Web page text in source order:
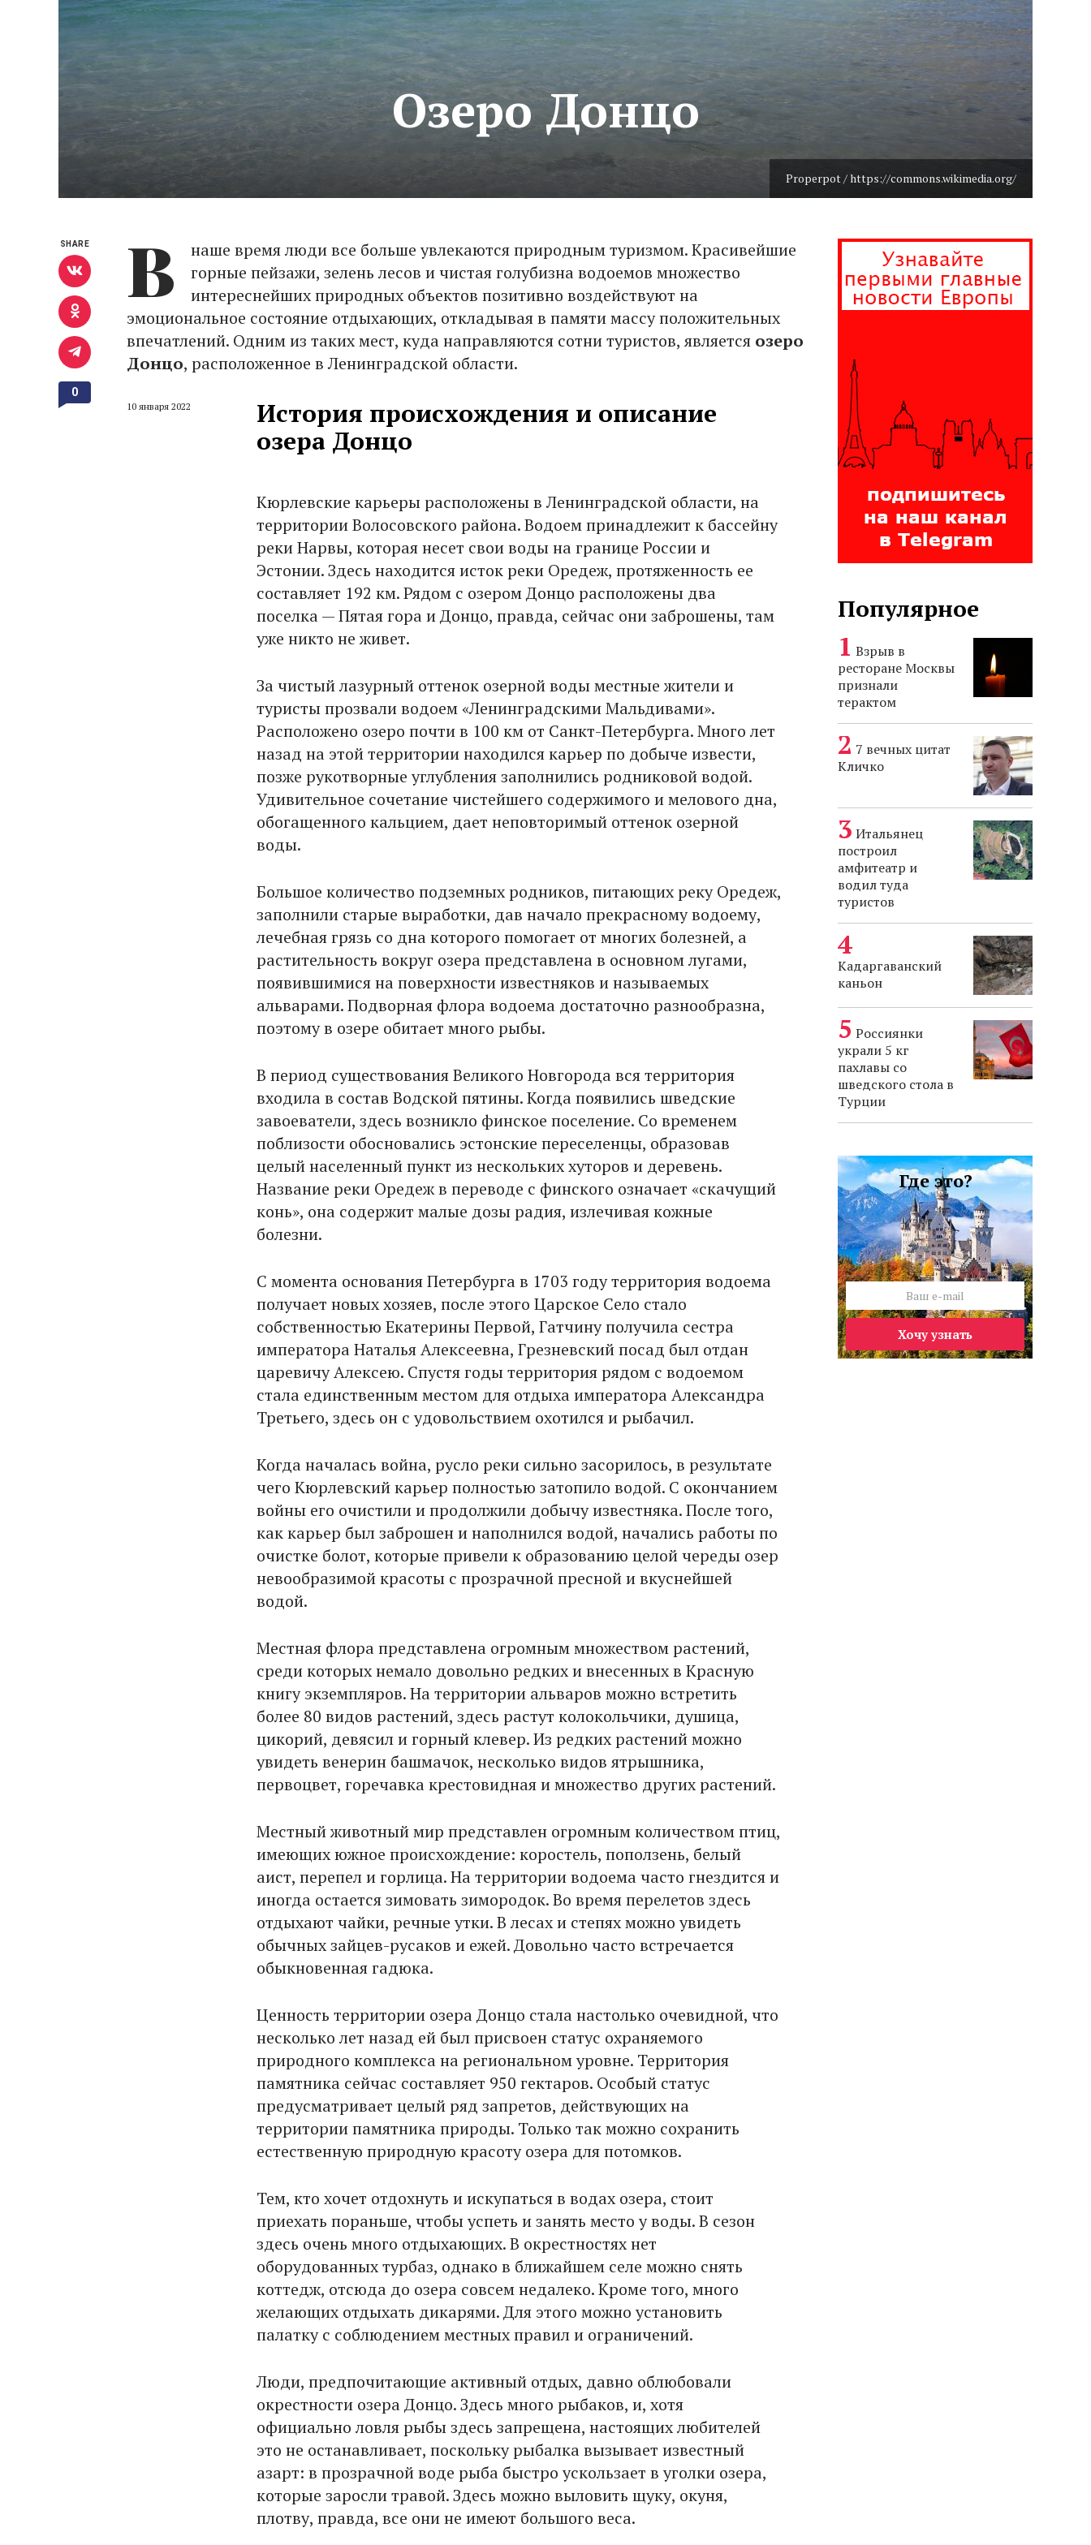
Properpot / https://commons.wikimedia.org/
Озеро Донцо
В
наше время люди все больше увлекаются природным туризмом. Красивейшие
горные пейзажи, зелень лесов и чистая голубизна водоемов множество
интереснейших природных объектов позитивно воздействуют на
эмоциональное состояние отдыхающих, откладывая в памяти массу положительных
впечатлений. Одним из таких мест, куда направляются сотни туристов, является озеро
Донцо, расположенное в Ленинградской области.
10 января 2022
История происхождения и описание
озера Донцо
Кюрлевские карьеры расположены в Ленинградской области, на
территории Волосовского района. Водоем принадлежит к бассейну
реки Нарвы, которая несет свои воды на границе России и
Эстонии. Здесь находится исток реки Оредеж, протяженность ее
составляет 192 км. Рядом с озером Донцо расположены два
поселка — Пятая гора и Донцо, правда, сейчас они заброшены, там
уже никто не живет.
За чистый лазурный оттенок озерной воды местные жители и
туристы прозвали водоем «Ленинградскими Мальдивами».
Расположено озеро почти в 100 км от Санкт-Петербурга. Много лет
назад на этой территории находился карьер по добыче извести,
позже рукотворные углубления заполнились родниковой водой.
Удивительное сочетание чистейшего содержимого и мелового дна,
обогащенного кальцием, дает неповторимый оттенок озерной
воды.
Большое количество подземных родников, питающих реку Оредеж,
заполнили старые выработки, дав начало прекрасному водоему,
лечебная грязь со дна которого помогает от многих болезней, а
растительность вокруг озера представлена в основном лугами,
появившимися на поверхности известняков и называемых
альварами. Подворная флора водоема достаточно разнообразна,
поэтому в озере обитает много рыбы.
В период существования Великого Новгорода вся территория
входила в состав Водской пятины. Когда появились шведские
завоеватели, здесь возникло финское поселение. Со временем
поблизости обосновались эстонские переселенцы, образовав
целый населенный пункт из нескольких хуторов и деревень.
Название реки Оредеж в переводе с финского означает «скачущий
конь», она содержит малые дозы радия, излечивая кожные
болезни.
С момента основания Петербурга в 1703 году территория водоема
получает новых хозяев, после этого Царское Село стало
собственностью Екатерины Первой, Гатчину получила сестра
императора Наталья Алексеевна, Грезневский посад был отдан
царевичу Алексею. Спустя годы территория рядом с водоемом
стала единственным местом для отдыха императора Александра
Третьего, здесь он с удовольствием охотился и рыбачил.
Когда началась война, русло реки сильно засорилось, в результате
чего Кюрлевский карьер полностью затопило водой. С окончанием
войны его очистили и продолжили добычу известняка. После того,
как карьер был заброшен и наполнился водой, начались работы по
очистке болот, которые привели к образованию целой череды озер
невообразимой красоты с прозрачной пресной и вкуснейшей
водой.
Местная флора представлена огромным множеством растений,
среди которых немало довольно редких и внесенных в Красную
книгу экземпляров. На территории альваров можно встретить
более 80 видов растений, здесь растут колокольчики, душица,
цикорий, девясил и горный клевер. Из редких растений можно
увидеть венерин башмачок, несколько видов ятрышника,
первоцвет, горечавка крестовидная и множество других растений.
Местный животный мир представлен огромным количеством птиц,
имеющих южное происхождение: коростель, поползень, белый
аист, перепел и горлица. На территории водоема часто гнездится и
иногда остается зимовать зимородок. Во время перелетов здесь
отдыхают чайки, речные утки. В лесах и степях можно увидеть
обычных зайцев-русаков и ежей. Довольно часто встречается
обыкновенная гадюка.
Ценность территории озера Донцо стала настолько очевидной, что
несколько лет назад ей был присвоен статус охраняемого
природного комплекса на региональном уровне. Территория
памятника сейчас составляет 950 гектаров. Особый статус
предусматривает целый ряд запретов, действующих на
территории памятника природы. Только так можно сохранить
естественную природную красоту озера для потомков.
Тем, кто хочет отдохнуть и искупаться в водах озера, стоит
приехать пораньше, чтобы успеть и занять место у воды. В сезон
здесь очень много отдыхающих. В окрестностях нет
оборудованных турбаз, однако в ближайшем селе можно снять
коттедж, отсюда до озера совсем недалеко. Кроме того, много
желающих отдыхать дикарями. Для этого можно установить
палатку с соблюдением местных правил и ограничений.
Люди, предпочитающие активный отдых, давно облюбовали
окрестности озера Донцо. Здесь много рыбаков, и, хотя
официально ловля рыбы здесь запрещена, настоящих любителей
это не останавливает, поскольку рыбалка вызывает известный
азарт: в прозрачной воде рыба быстро ускользает в уголки озера,
которые заросли травой. Здесь можно выловить щуку, окуня,
плотву, правда, все они не имеют большого веса.
SHARE
0
Популярное
Взрыв в
ресторане Москвы
признали
терактом
7 вечных цитат
Кличко
Итальянец
построил
амфитеатр и
водил туда
туристов
Кадаргаванский
каньон
Россиянки
украли 5 кг
пахлавы со
шведского стола в
Турции
Где это?
Хочу узнать